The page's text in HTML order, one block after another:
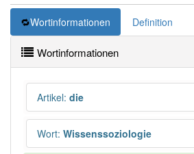
Wortinformationen Definition
Wortinformationen
Artikel: die
Wort: Wissenssoziologie